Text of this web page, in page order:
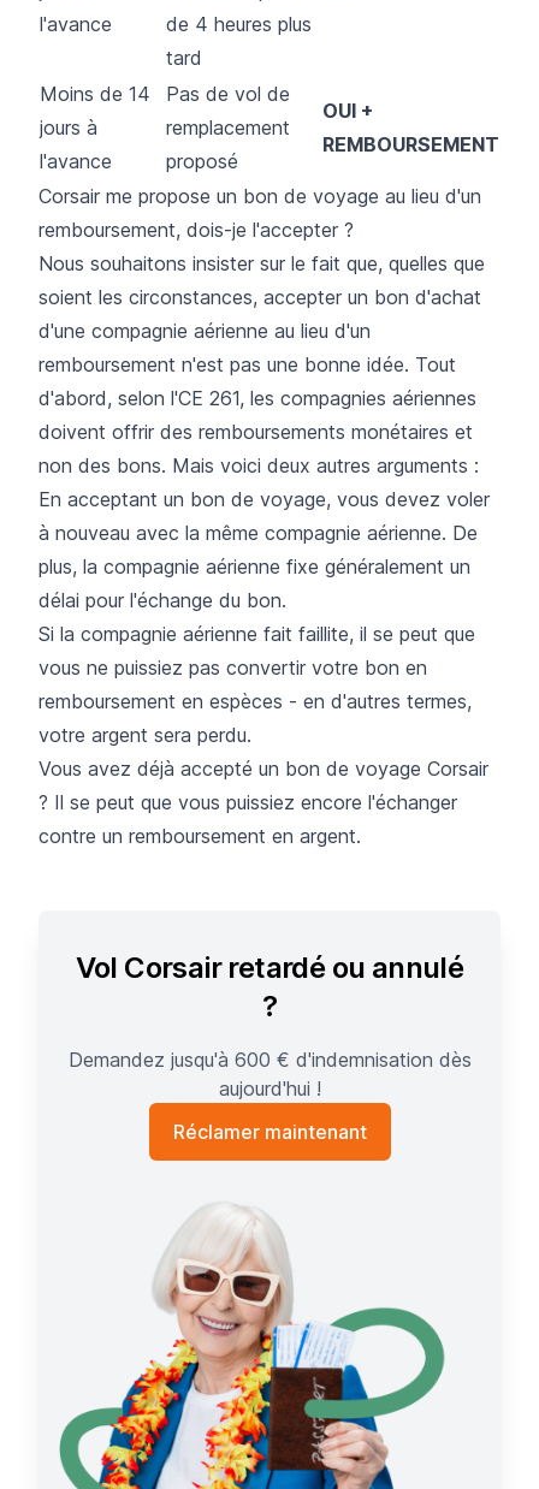
l'avance
de 4 heures plus
tard
Moins de 14
jours à
l'avance
Pas de vol de
remplacement
proposé
OUI +
REMBOURSEMENT
Corsair me propose un bon de voyage au lieu d'un
remboursement, dois-je l'accepter ?
Nous souhaitons insister sur le fait que, quelles que
soient les circonstances, accepter un bon d'achat
d'une compagnie aérienne au lieu d'un
remboursement n'est pas une bonne idée. Tout
d'abord, selon l'CE 261, les compagnies aériennes
doivent offrir des remboursements monétaires et
non des bons. Mais voici deux autres arguments :
En acceptant un bon de voyage, vous devez voler
à nouveau avec la même compagnie aérienne. De
plus, la compagnie aérienne fixe généralement un
délai pour l'échange du bon.
Si la compagnie aérienne fait faillite, il se peut que
vous ne puissiez pas convertir votre bon en
remboursement en espèces - en d'autres termes,
votre argent sera perdu.
Vous avez déjà accepté un bon de voyage Corsair
? Il se peut que vous puissiez encore l'échanger
contre un remboursement en argent.
Vol Corsair retardé ou annulé
?
Demandez jusqu'à 600 € d'indemnisation dès
aujourd'hui !
Réclamer maintenant